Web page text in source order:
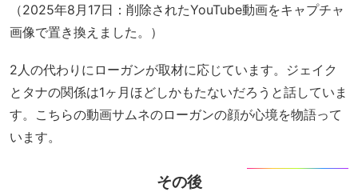
（2025年8月17日：削除されたYouTube動画をキャプチャ
画像で置き換えました。）
2人の代わりにローガンが取材に応じています。ジェイク
とタナの関係は1ヶ月ほどしかもたないだろうと話していま
す。こちらの動画サムネのローガンの顔が心境を物語って
います。
その後